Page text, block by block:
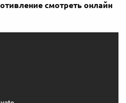
смотреть онлайн